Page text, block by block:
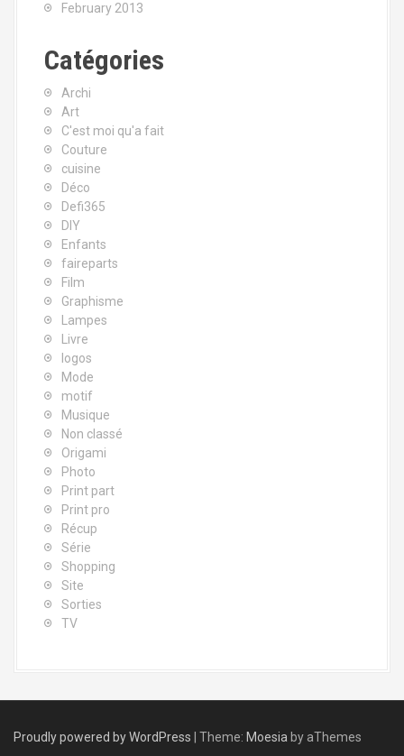
February 2013
Catégories
Archi
Art
C'est moi qu'a fait
Couture
cuisine
Déco
Defi365
DIY
Enfants
faireparts
Film
Graphisme
Lampes
Livre
logos
Mode
motif
Musique
Non classé
Origami
Photo
Print part
Print pro
Récup
Série
Shopping
Site
Sorties
TV
Proudly powered by WordPress Theme: Moesia by aThemes